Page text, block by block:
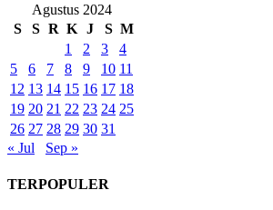
Agustus 2024
S
S R K J S M
1
2 3
4
5
6 7 8 9 10 11
12 13 14 15 16 17 18
19 20 21 22 23 24 25
26 27 28 29 30 31
« Jul
Sep »
TERPOPULER